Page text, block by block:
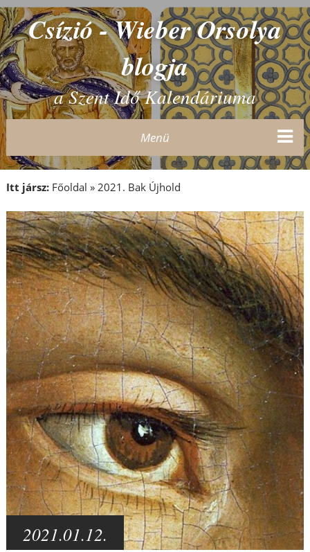
Csízió - Wieber Orsolya
blogja
a Szent Idő Kalendáriuma
Menü
Itt jársz: Főoldal » 2021. Bak Újhold
2021.01.12.